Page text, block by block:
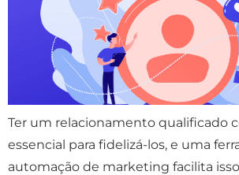
Ter um relacionamento qualificado
essencial para fidelizá-los, e uma
automação de marketing facilita